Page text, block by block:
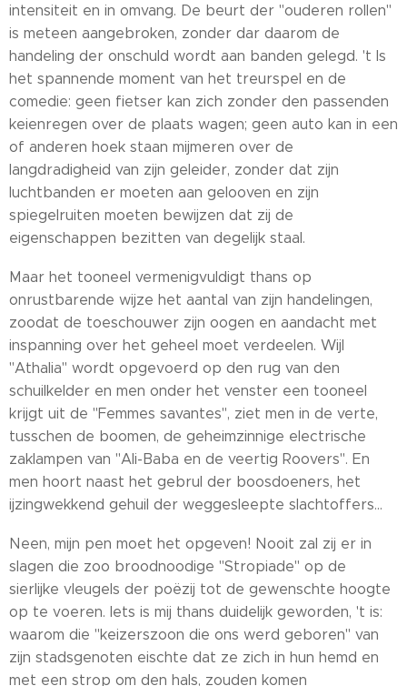
intensiteit en in omvang. De beurt der "ouderen rollen"
is meteen aangebroken, zonder dar daarom de
handeling der onschuld wordt aan banden gelegd. 't Is
het spannende moment van het treurspel en de
comedie: geen fietser kan zich zonder den passenden
keienregen over de plaats wagen; geen auto kan in een
of anderen hoek staan mijmeren over de
langdradigheid van zijn geleider, zonder dat zijn
luchtbanden er moeten aan gelooven en zijn
spiegelruiten moeten bewijzen dat zij de
eigenschappen bezitten van degelijk staal.
Maar het tooneel vermenigvuldigt thans op
onrustbarende wijze het aantal van zijn handelingen,
zoodat de toeschouwer zijn oogen en aandacht met
inspanning over het geheel moet verdeelen. Wijl
"Athalia" wordt opgevoerd op den rug van den
schuilkelder en men onder het venster een tooneel
krijgt uit de "Femmes savantes", ziet men in de verte,
tusschen de boomen, de geheimzinnige electrische
zaklampen van "Ali-Baba en de veertig Roovers". En
men hoort naast het gebrul der boosdoeners, het
ijzingwekkend gehuil der weggesleepte slachtoffers...
Neen, mijn pen moet het opgeven! Nooit zal zij er in
slagen die zoo broodnoodige "Stropiade" op de
sierlijke vleugels der poëzij tot de gewenschte hoogte
op te voeren. Iets is mij thans duidelijk geworden, 't is:
waarom die "keizerszoon die ons werd geboren" van
zijn stadsgenoten eischte dat ze zich in hun hemd en
met een strop om den hals, zouden komen